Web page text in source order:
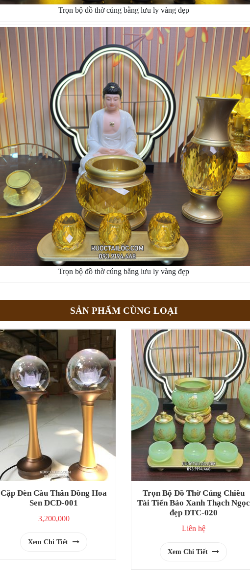
Trọn bộ đồ thờ cúng bằng lưu ly vàng đẹp
Trọn bộ đồ thờ cúng bằng lưu ly vàng đẹp
SẢN PHẨM CÙNG LOẠI
Cặp Đèn Cầu Thân Đồng Hoa
Sen DCD-001
3,200,000
Xem Chi Tiết
Trọn Bộ Đồ Thờ Cúng Chiêu
Tài Tiến Bảo Xanh Thạch Ngọc
đẹp DTC-020
Liên hệ
Xem Chi Tiết